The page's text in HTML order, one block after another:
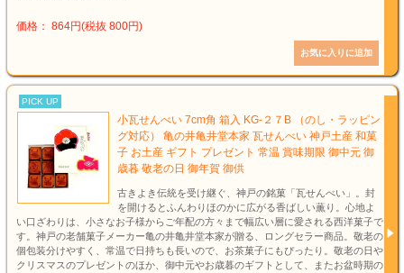
価格： 864円(税抜 800円)
PICK UP
小瓦せんべい 7cm角 箱入 KG-２７B （のし・ラッピン
グ対応） 亀の井亀井堂本家 瓦せんべい 神戸土産 和菓
子 お土産 ギフト プレゼント 常温 賞味期限 御中元 御
歳暮 敬老の日 御年賀 御供
古きよき伝統を受け継ぐ、神戸の銘菓「瓦せんべい」。封
を開けるとふんわりほのかに広がる香ばしい薫り。心地よ
い口ざわりは、小さなお子様からご年配の方々まで幅広い層に愛される西洋菓子で
す。神戸の老舗菓子メーカー亀の井亀井堂本家が贈る、ロングセラー商品。敬老の
個包装分けやすく、常温で日持ちも長いので、お茶菓子にもぴったり。敬老の日や
クリスマスのプレゼントのほか、御中元やお歳暮のギフトとして、またお盆時期の